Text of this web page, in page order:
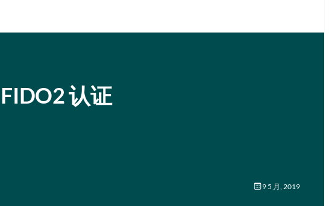
认证
9 5 月, 2019